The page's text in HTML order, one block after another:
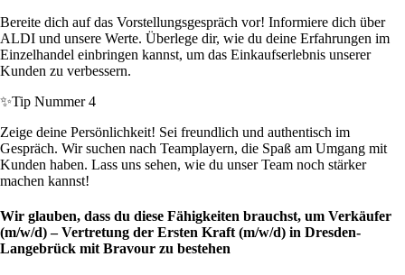
Bereite dich auf das Vorstellungsgespräch vor! Informiere dich über
ALDI und unsere Werte. Überlege dir, wie du deine Erfahrungen im
Einzelhandel einbringen kannst, um das Einkaufserlebnis unserer
Kunden zu verbessern.
✨Tip Nummer 4
Zeige deine Persönlichkeit! Sei freundlich und authentisch im
Gespräch. Wir suchen nach Teamplayern, die Spaß am Umgang mit
Kunden haben. Lass uns sehen, wie du unser Team noch stärker
machen kannst!
Wir glauben, dass du diese Fähigkeiten brauchst, um Verkäufer
(m/w/d) – Vertretung der Ersten Kraft (m/w/d) in Dresden-
Langebrück mit Bravour zu bestehen